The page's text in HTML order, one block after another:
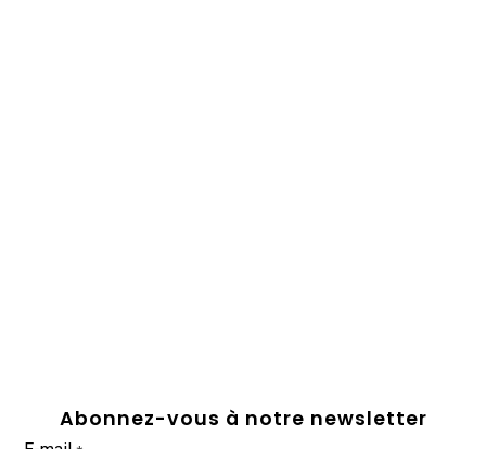
Abonnez-vous à notre newsletter